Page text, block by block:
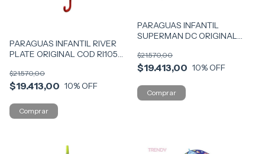
PARAGUAS INFANTIL RIVER
PLATE ORIGINAL COD RI105
$19.413,00
$21.570,00
10% OFF
PARAGUAS INFANTIL
SUPERMAN DC ORIGINAL
$19.413,00
$21.570,00
10% OFF